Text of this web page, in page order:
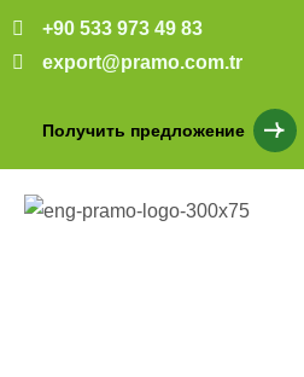
+90 533 973 49 83
export@pramo.com.tr
Получить предложение